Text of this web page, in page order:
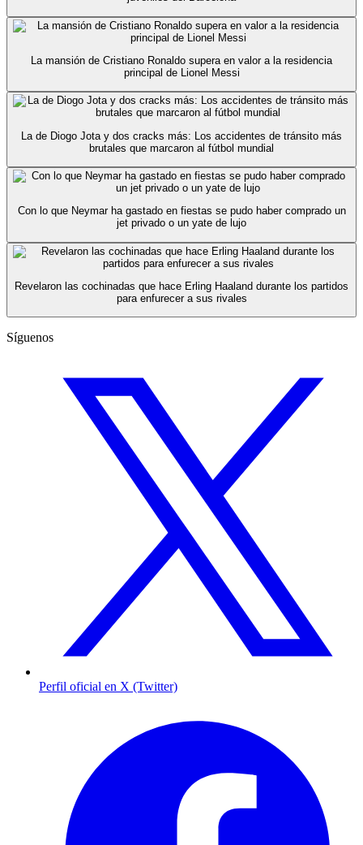
La mansión de Cristiano Ronaldo supera en valor a la residencia
principal de Lionel Messi
La de Diogo Jota y dos cracks más: Los accidentes de tránsito más
brutales que marcaron al fútbol mundial
Con lo que Neymar ha gastado en fiestas se pudo haber comprado un
jet privado o un yate de lujo
Revelaron las cochinadas que hace Erling Haaland durante los partidos
para enfurecer a sus rivales
Síguenos
Perfil oficial en X (Twitter)